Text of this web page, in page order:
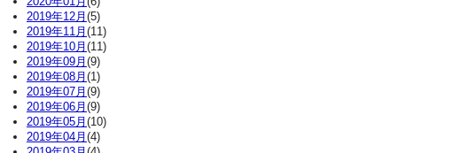
2019年12月 (5)
2019年11月 (11)
2019年10月 (11)
2019年09月 (9)
2019年08月 (1)
2019年07月 (9)
2019年06月 (9)
2019年05月 (10)
2019年04月 (4)